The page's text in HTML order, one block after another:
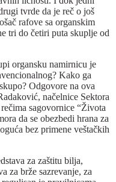
tvrde da je reč o još
rafove sa organskim
tri do četiri puta skuplje od
organsku namirnicu je
Kako ga
Odgovore na ova
načelnice Sektora
sagovornice “Života
da se obezbedi hrana za
bez primene veštačkih
za zaštitu bilja,
za brže sazrevanje, za